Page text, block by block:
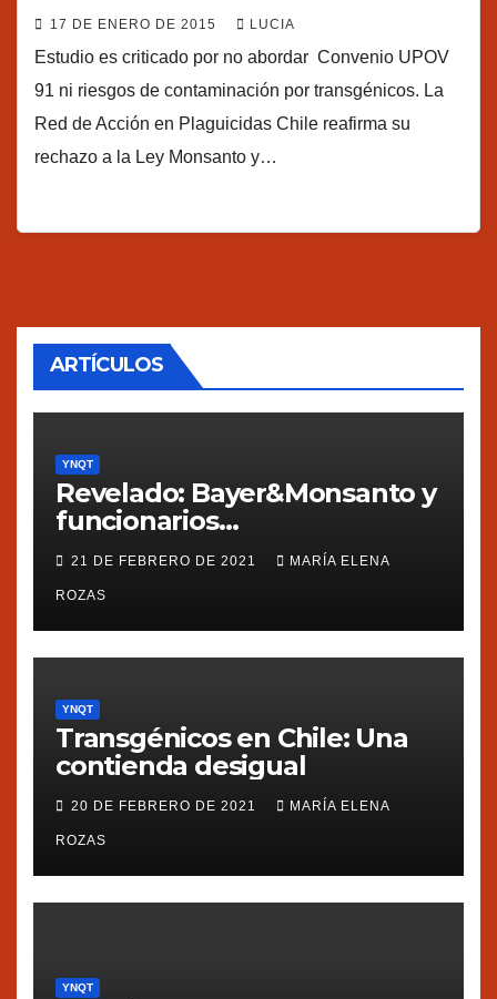
17 DE ENERO DE 2015 LUCIA
Estudio es criticado por no abordar Convenio UPOV
91 ni riesgos de contaminación por transgénicos. La
Red de Acción en Plaguicidas Chile reafirma su
rechazo a la Ley Monsanto y…
ARTÍCULOS
YNQT
Revelado: Bayer&Monsanto y
funcionarios
estadounidenses
presionaron a México
21 DE FEBRERO DE 2021 MARÍA ELENA
ROZAS
YNQT
Transgénicos en Chile: Una
contienda desigual
20 DE FEBRERO DE 2021 MARÍA ELENA
ROZAS
YNQT